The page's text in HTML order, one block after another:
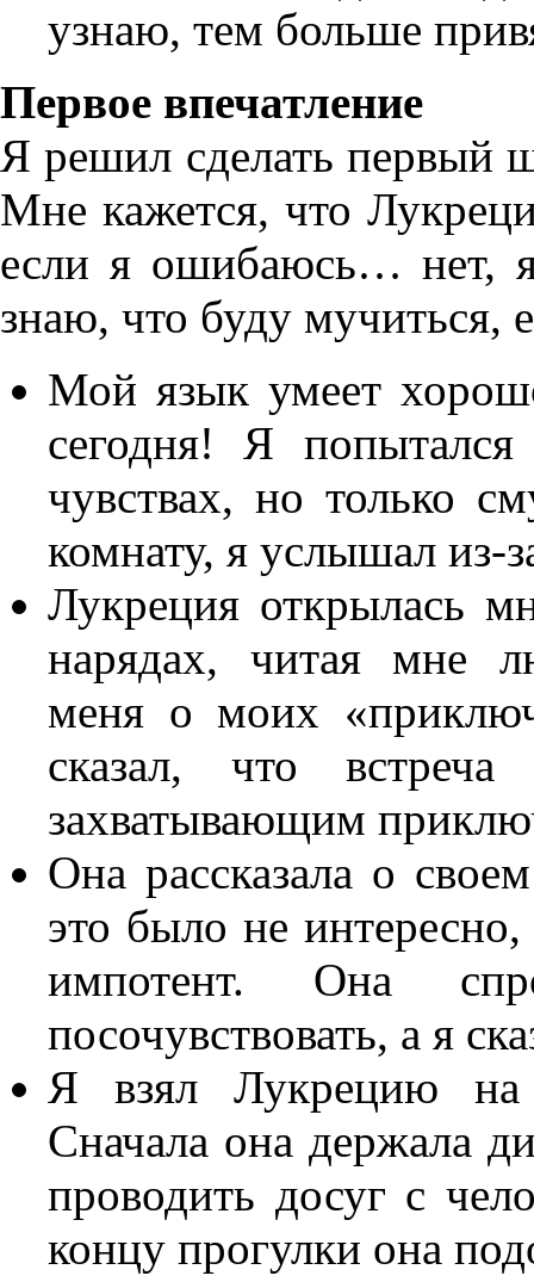
узнаю, тем больше
Первое впечатление
Я решил сделать первый
Мне кажется, что
если я ошибаюсь… нет,
знаю, что буду мучиться,
Мой язык умеет
сегодня! Я
чувствах, но только
комнату, я услышал из-
Лукреция открылась
нарядах, читая мне
меня о моих
сказал, что
захватывающим
Она рассказала о
это было не
импотент. Она
посочувствовать, а я
Я взял Лукрецию на
Сначала она держала
проводить досуг с
концу прогулки она